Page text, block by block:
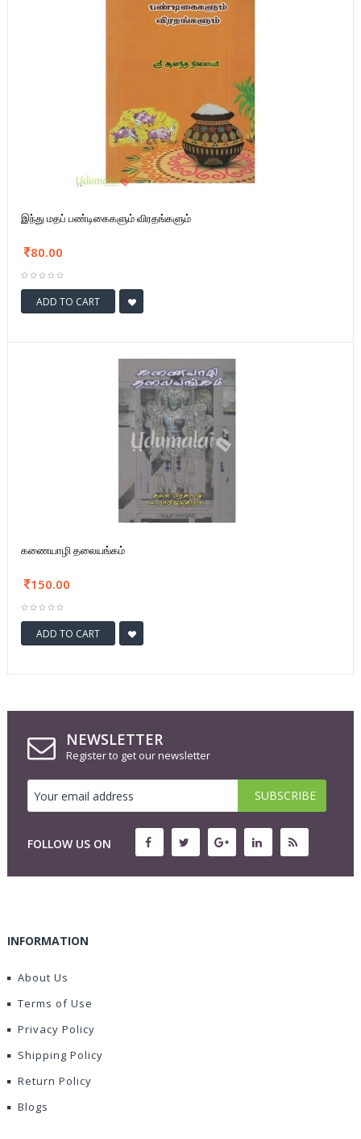
இந்து மதப் பண்டிகைகளும் விரதங்களும்
80.00
ADD TO CART
கணையாழி தலையங்கம்
150.00
ADD TO CART
NEWSLETTER
Register to get our newsletter
FOLLOW US ON
INFORMATION
About Us
Terms of Use
Privacy Policy
Shipping Policy
Return Policy
Blogs